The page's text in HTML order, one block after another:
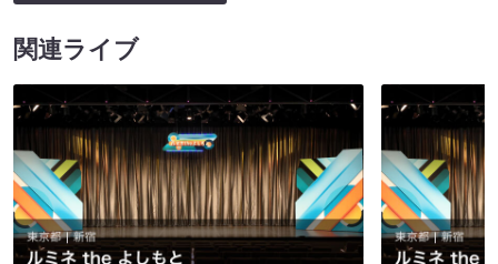
関連ライブ